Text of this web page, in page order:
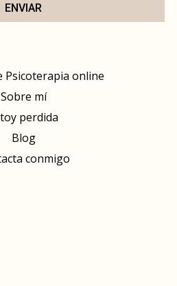
ENVIAR
Psicoterapia online
Sobre mí
perdida
Blog
conmigo